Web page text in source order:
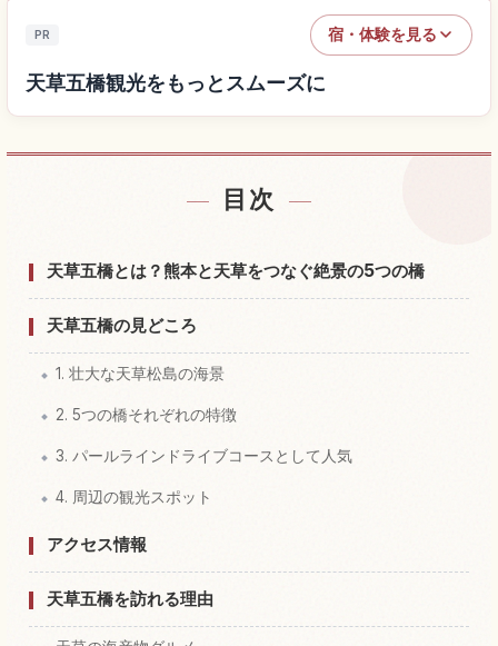
PR 宿・体験を見る
天草五橋観光をもっとスムーズに
天草五橋付近の宿を探す
天草五橋の体験を探す↗
目次
天草五橋とは？熊本と天草をつなぐ絶景の5つの橋
天草五橋の見どころ
1. 壮大な天草松島の海景
2. 5つの橋それぞれの特徴
3. パールラインドライブコースとして人気
4. 周辺の観光スポット
アクセス情報
天草五橋を訪れる理由